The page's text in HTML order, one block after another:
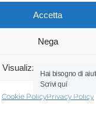
Accetta
Nega
Visualizza le preferenze
Cookie PolicyPrivacy Policy
Hai bisogno di
Scrivi qui